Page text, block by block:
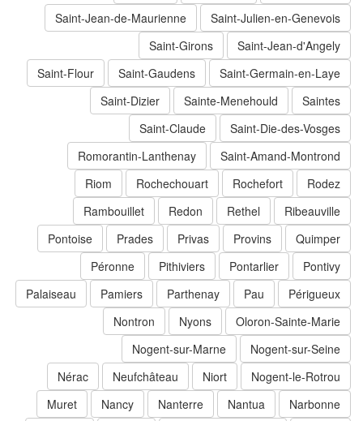
Saint-Julien-en-Genevois
Saint-Jean-de-Maurienne
Saint-Jean-d'Angely
Saint-Girons
Saint-Germain-en-Laye
Saint-Gaudens
Saint-Flour
Saintes
Sainte-Menehould
Saint-Dizier
Saint-Die-des-Vosges
Saint-Claude
Saint-Amand-Montrond
Romorantin-Lanthenay
Rodez
Rochefort
Rochechouart
Riom
Ribeauville
Rethel
Redon
Rambouillet
Quimper
Provins
Privas
Prades
Pontoise
Pontivy
Pontarlier
Pithiviers
Péronne
Périgueux
Parthenay
Pamiers
Palaiseau
Oloron-Sainte-Marie
Nyons
Nontron
Nogent-sur-Seine
Nogent-sur-Marne
Nogent-le-Rotrou
Niort
Neufchâteau
Nérac
Narbonne
Nantua
Nanterre
Nancy
Muret